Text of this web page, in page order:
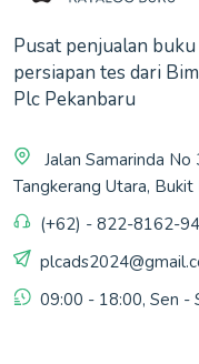
Pusat penjualan buku
persiapan tes dari
Plc Pekanbaru
Jalan Samarinda No
Tangkerang Utara, Bukit
(+62) - 822-8162-
09:00 - 18:00, Sen -